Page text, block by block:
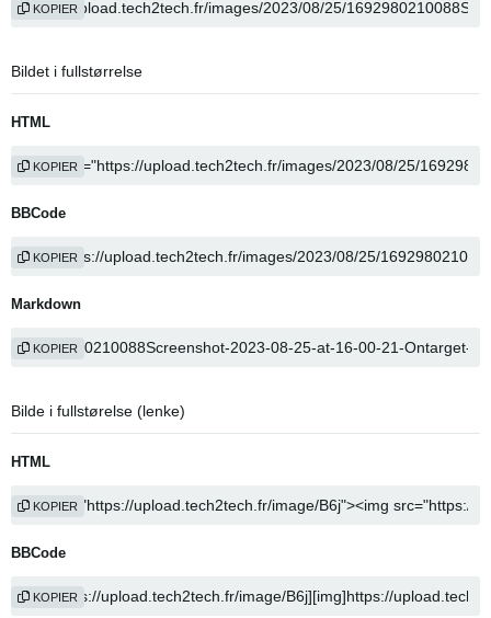
KOPIER
Bildet i fullstørrelse
HTML
KOPIER
BBCode
KOPIER
Markdown
KOPIER
Bilde i fullstørelse (lenke)
HTML
KOPIER
BBCode
KOPIER